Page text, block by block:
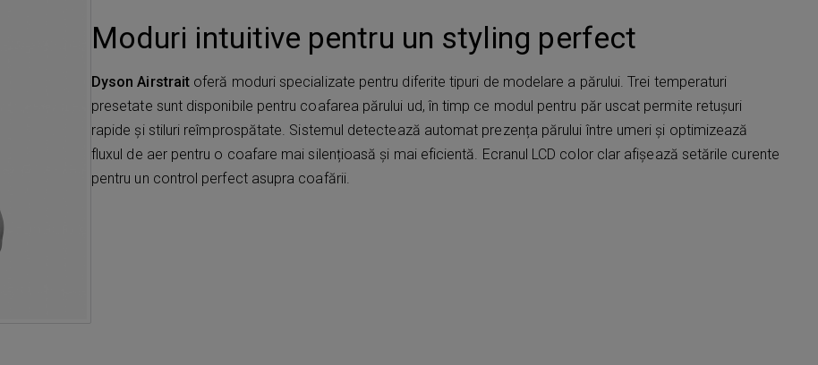
Moduri intuitive pentru un styling perfect
Dyson Airstrait oferă moduri specializate pentru diferite tipuri de modelare a părului. Trei temperaturi
presetate sunt disponibile pentru coafarea părului ud, în timp ce modul pentru păr uscat permite retușuri
rapide și stiluri reîmprospătate. Sistemul detectează automat prezența părului între umeri și optimizează
fluxul de aer pentru o coafare mai silențioasă și mai eficientă. Ecranul LCD color clar afișează setările curente
pentru un control perfect asupra coafării.